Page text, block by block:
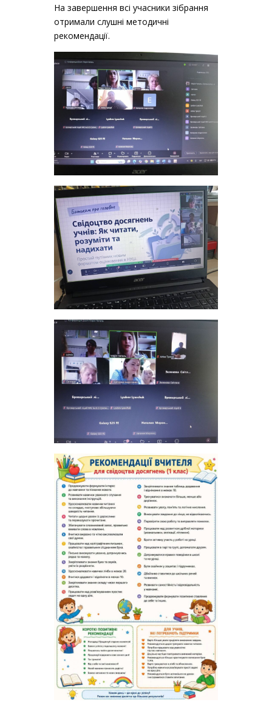
На завершення всі учасники зібрання
отримали слушні методичні
рекомендації.